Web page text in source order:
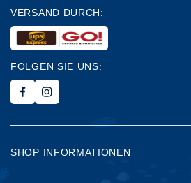
VERSAND DURCH:
FOLGEN SIE UNS:
SHOP INFORMATIONEN